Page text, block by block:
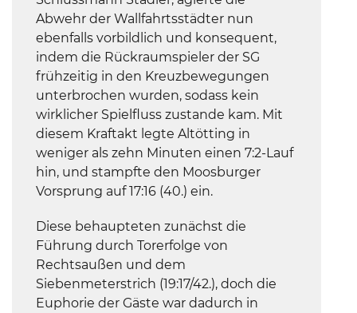
Abwehr der Wallfahrtsstädter nun
ebenfalls vorbildlich und konsequent,
indem die Rückraumspieler der SG
frühzeitig in den Kreuzbewegungen
unterbrochen wurden, sodass kein
wirklicher Spielfluss zustande kam. Mit
diesem Kraftakt legte Altötting in
weniger als zehn Minuten einen 7:2-Lauf
hin, und stampfte den Moosburger
Vorsprung auf 17:16 (40.) ein.
Diese behaupteten zunächst die
Führung durch Torerfolge von
Rechtsaußen und dem
Siebenmeterstrich (19:17/42.), doch die
Euphorie der Gäste war dadurch in